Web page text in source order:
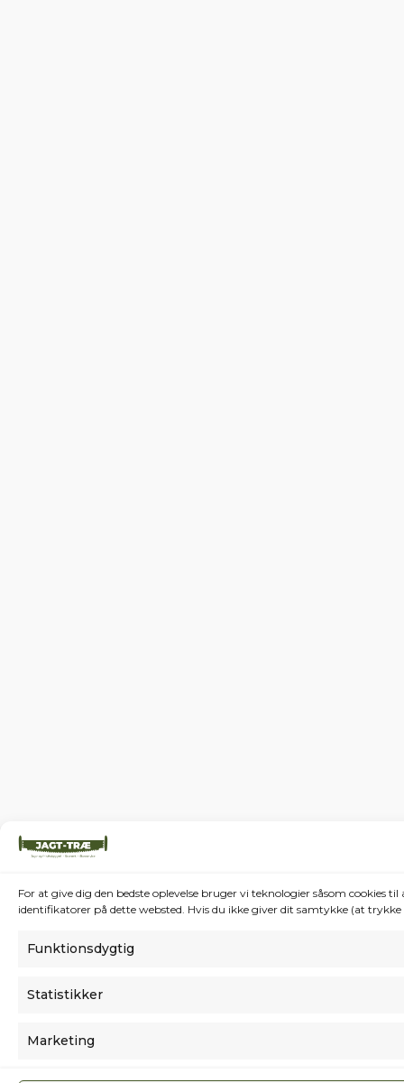
For at give dig den bedste oplevelse bruger vi teknologier såsom
identifikatorer på dette websted. Hvis du ikke giver dit samtykke (at
Funktionsdygtig
Statistikker
Marketing